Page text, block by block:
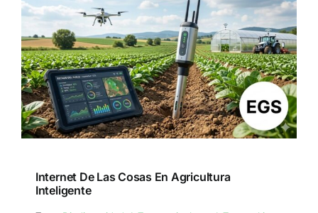
Internet De Las Cosas En Agricultura
Inteligente